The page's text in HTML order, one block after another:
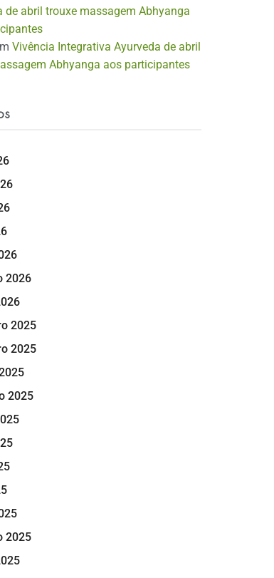
de abril trouxe massagem Abhyanga
Vivência Integrativa Ayurveda de abril
Abhyanga aos participantes
2026
2025
2025
2025
2025